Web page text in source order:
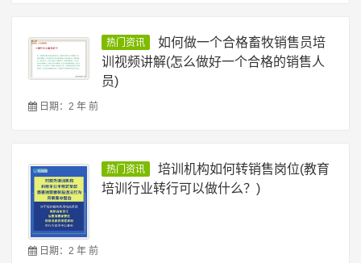
热门资讯
如何做一个合格畜牧销售员培
训视频讲解(怎么做好一个合格的销售人
员)
日期：2 年 前
热门资讯
培训机构如何转销售岗位(教育
培训行业转行可以做什么？)
日期：2 年 前